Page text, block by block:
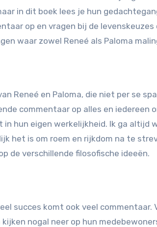
in dit boek lees je hun
op en vragen bij de
waar zowel Reneé als Paloma
Reneé en Paloma, die niet per se
commentaar op alles en iedereen
hun eigen werkelijkheid. Ik ga altijd
het is om roem en rijkdom na te
de verschillende filosofische ideeën.
succes komt ook veel
nogal neer op hun